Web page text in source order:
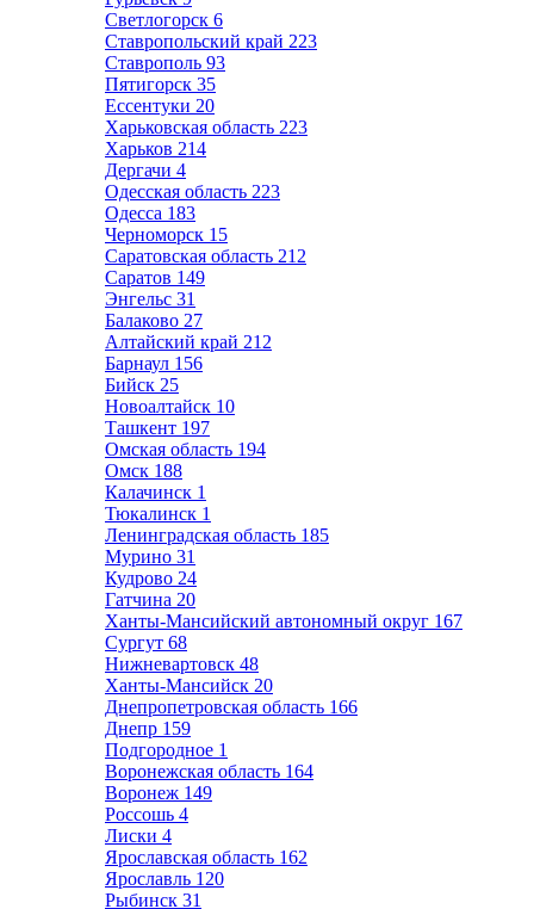
Светлогорск 6
Ставропольский край 223
Ставрополь 93
Пятигорск 35
Ессентуки 20
Харьковская область 223
Харьков 214
Дергачи 4
Одесская область 223
Одесса 183
Черноморск 15
Саратовская область 212
Саратов 149
Энгельс 31
Балаково 27
Алтайский край 212
Барнаул 156
Бийск 25
Новоалтайск 10
Ташкент 197
Омская область 194
Омск 188
Калачинск 1
Тюкалинск 1
Ленинградская область 185
Мурино 31
Кудрово 24
Гатчина 20
Ханты-Мансийский автономный округ 167
Сургут 68
Нижневартовск 48
Ханты-Мансийск 20
Днепропетровская область 166
Днепр 159
Подгородное 1
Воронежская область 164
Воронеж 149
Россошь 4
Лиски 4
Ярославская область 162
Ярославль 120
Рыбинск 31